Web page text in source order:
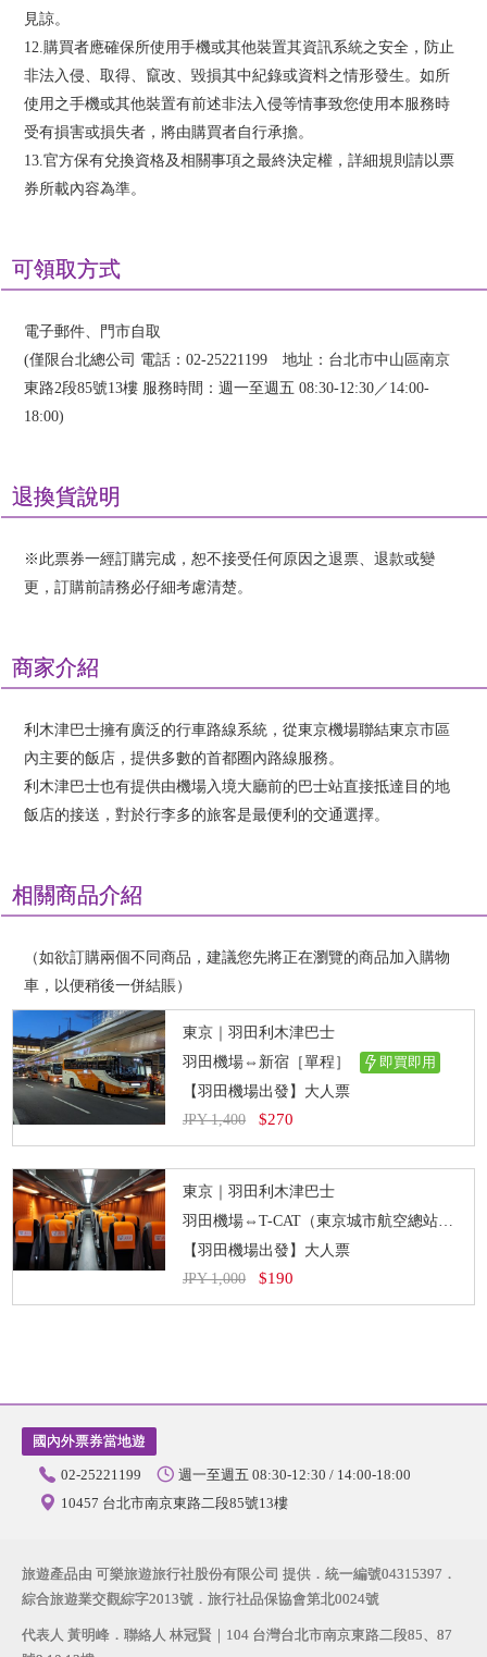
見諒。
12.購買者應確保所使用手機或其他裝置其資訊系統之安全，防止
非法入侵、取得、竄改、毀損其中紀錄或資料之情形發生。如所
使用之手機或其他裝置有前述非法入侵等情事致您使用本服務時
受有損害或損失者，將由購買者自行承擔。
13.官方保有兌換資格及相關事項之最終決定權，詳細規則請以票
券所載內容為準。
可領取方式
電子郵件、門市自取
(僅限台北總公司 電話：02-25221199 地址：台北市中山區南京
東路2段85號13樓 服務時間：週一至週五 08:30-12:30／14:00-
18:00)
退換貨說明
※此票券一經訂購完成，恕不接受任何原因之退票、退款或變
更，訂購前請務必仔細考慮清楚。
商家介紹
利木津巴士擁有廣泛的行車路線系統，從東京機場聯結東京市區
內主要的飯店，提供多數的首都圈內路線服務。
利木津巴士也有提供由機場入境大廳前的巴士站直接抵達目的地
飯店的接送，對於行李多的旅客是最便利的交通選擇。
相關商品介紹
（如欲訂購兩個不同商品，建議您先將正在瀏覽的商品加入購物
車，以便稍後一併結賬）
東京｜羽田利木津巴士
羽田機場⇔新宿［單程］
即買即用
【羽田機場出發】大人票
JPY 1,400
$270
東京｜羽田利木津巴士
【羽田機場出發】大人票
JPY 1,000
$190
國內外票券當地遊
02-25221199
週一至週五 08:30-12:30 / 14:00-18:00
10457 台北市南京東路二段85號13樓
旅遊產品由 可樂旅遊旅行社股份有限公司 提供．統一編號04315397．
綜合旅遊業交觀綜字2013號．旅行社品保協會第北0024號
代表人 黃明峰．聯絡人 林冠賢｜104 台灣台北市南京東路二段85、87